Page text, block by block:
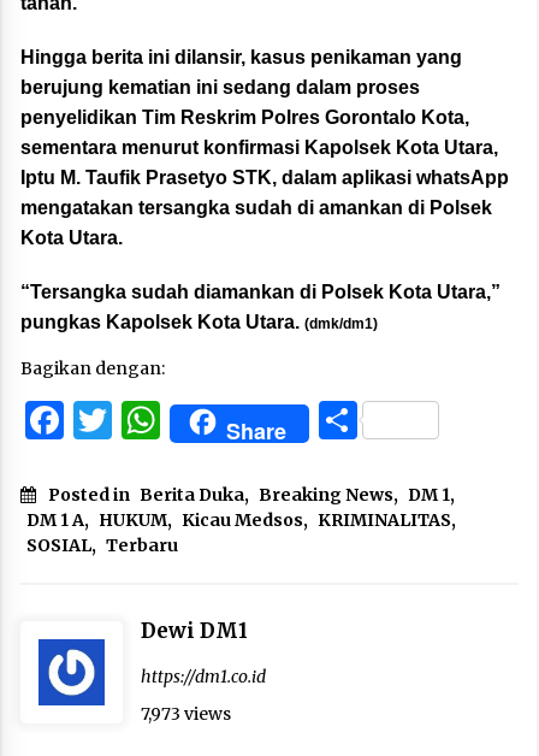
Hingga berita ini dilansir, kasus penikaman yang
berujung kematian ini sedang dalam proses
penyelidikan Tim Reskrim Polres Gorontalo Kota,
sementara menurut konfirmasi Kapolsek Kota Utara,
Iptu M. Taufik Prasetyo STK, dalam aplikasi whatsApp
mengatakan tersangka sudah di amankan di Polsek
Kota Utara.
“Tersangka sudah diamankan di Polsek Kota Utara,”
pungkas Kapolsek Kota Utara. (dmk/dm1)
Bagikan dengan:
Facebook
Twitter
WhatsApp
Share Share
Posted in Berita Duka, Breaking News, DM 1,
DM 1 A, HUKUM, Kicau Medsos, KRIMINALITAS,
SOSIAL, Terbaru
Dewi DM1
https://dm1.co.id
7,973 views